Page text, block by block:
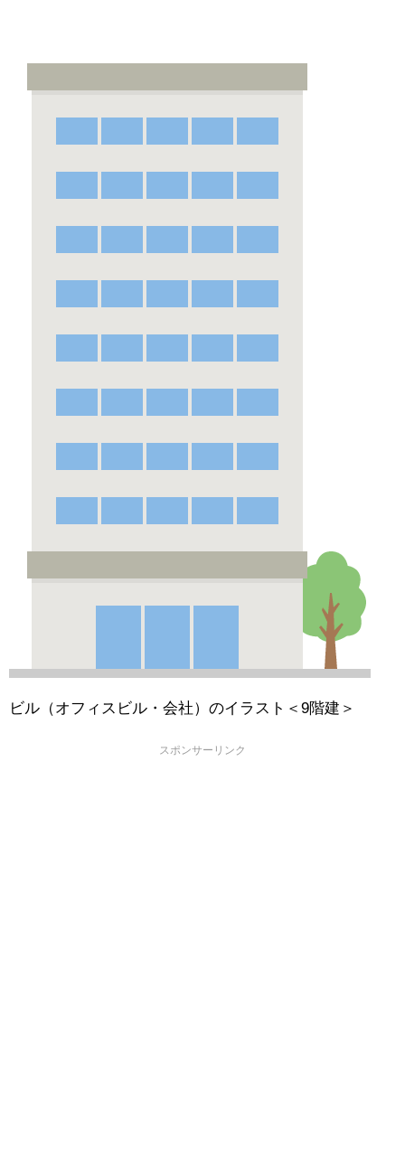
ビル（オフィスビル・会社）のイラスト＜9階建＞
スポンサーリンク